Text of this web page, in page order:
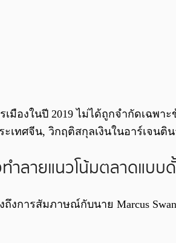
เมืองในปี 2019 ไม่ได้ถูกจำกัดเฉพ
ะเทศจีน, วิกฤติสกุลเงินในอาร์เจนติ
ำลายแนวโน้มตลาดแบบ
งถึงการสัมภาษณ์กับนาย Marcus